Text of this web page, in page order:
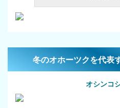
冬のオホーツクを代表
オシンコ